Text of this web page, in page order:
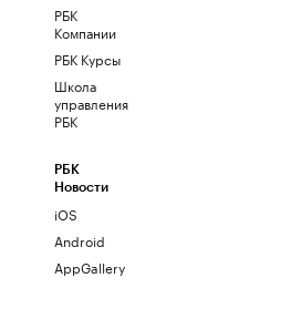
РБК
Компании
РБК Курсы
Школа
управления
РБК
РБК
Новости
iOS
Android
AppGallery